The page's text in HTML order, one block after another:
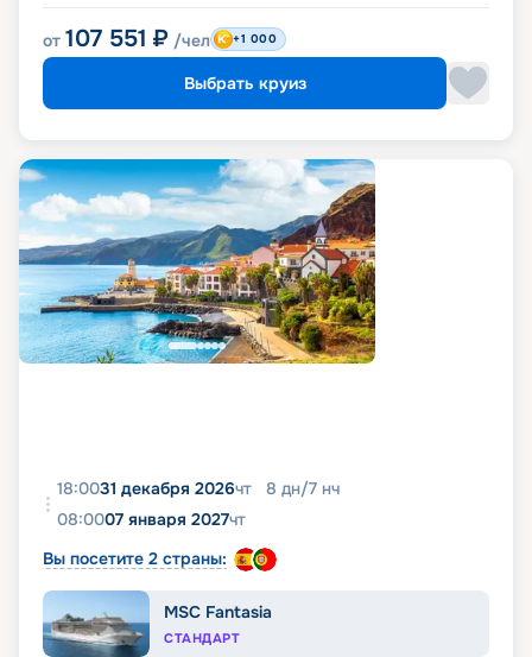
от 107 551 ₽ /чел +1 000
Выбрать круиз
18:0031 декабря 2026чт 8 дн/7 нч
08:0007 января 2027чт
Вы посетите 2 страны:
MSC Fantasia
СТАНДАРТ